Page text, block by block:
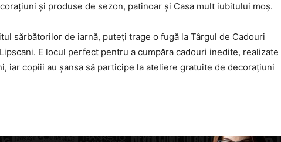
și produse de sezon, patinoar și Casa mult iubitului moș.
sărbătorilor de iarnă, puteți trage o fugă la Târgul de Cadouri
E locul perfect pentru a cumpăra cadouri inedite, realizate
iar copiii au șansa să participe la ateliere gratuite de decorațiuni